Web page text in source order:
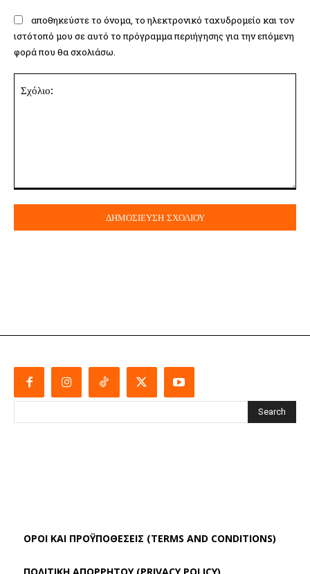
αποθηκεύστε το όνομα, το ηλεκτρονικό ταχυδρομείο και τον
ιστότοπό μου σε αυτό το πρόγραμμα περιήγησης για την επόμενη
φορά που θα σχολιάσω.
Search
ΌΡΟΙ ΚΑΙ ΠΡΟΫΠΟΘΈΣΕΙΣ (TERMS AND CONDITIONS)